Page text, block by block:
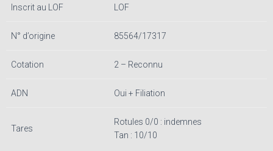
Inscrit au LOF LOF
N° d’origine 85564/17317
Cotation 2 – Reconnu
ADN Oui + Filiation
Tares
Rotules 0/0 : indemnes
Tan : 10/10